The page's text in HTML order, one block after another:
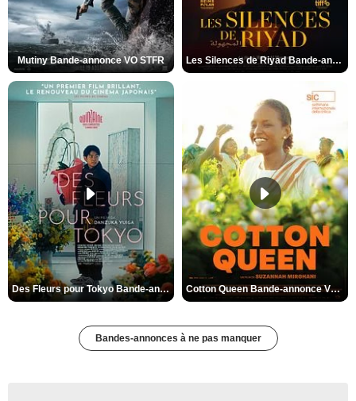
Mutiny Bande-annonce VO STFR Les Silences de Riyad Bande-annonce VO STFR
Des Fleurs pour Tokyo Bande-annonce VO STFR Cotton Queen Bande-annonce VO STFR
Bandes-annonces à ne pas manquer